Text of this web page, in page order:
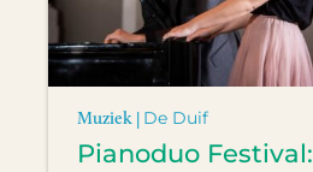
Muziek | De Duif
Pianoduo Festival: